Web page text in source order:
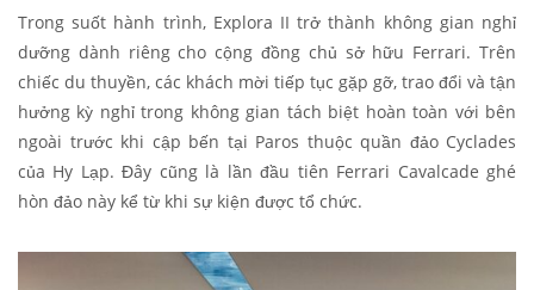
Trong suốt hành trình, Explora II trở thành không gian nghỉ
dưỡng dành riêng cho cộng đồng chủ sở hữu Ferrari. Trên
chiếc du thuyền, các khách mời tiếp tục gặp gỡ, trao đổi và tận
hưởng kỳ nghỉ trong không gian tách biệt hoàn toàn với bên
ngoài trước khi cập bến tại Paros thuộc quần đảo Cyclades
của Hy Lạp. Đây cũng là lần đầu tiên Ferrari Cavalcade ghé
hòn đảo này kể từ khi sự kiện được tổ chức.